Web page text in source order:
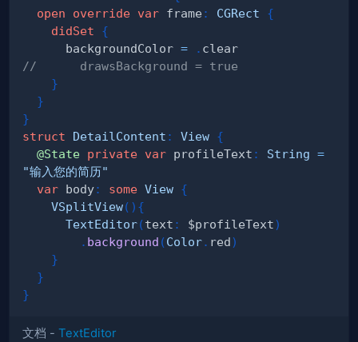
open
override var frame : CGRect
{
didSet
{
      backgroundColor
= .
//      drawsBackground = true
}
}
}
struct
DetailContent : View {
@State private var profileText : String =
"输入您的简历"
var body: some View {
VSplitView( ) {
TextEditor(text : $profileText)
. background (Color. red)
}
}
}
文档 - TextEditor